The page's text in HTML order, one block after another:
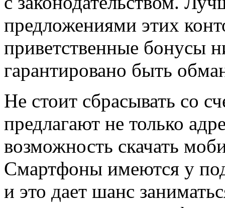
предложениями этих
приветственные бонусы
гарантировано быть
Не стоит сбрасывать со
предлагают не только
возможность скачать
Смартфоны имеются у
и это дает шанс